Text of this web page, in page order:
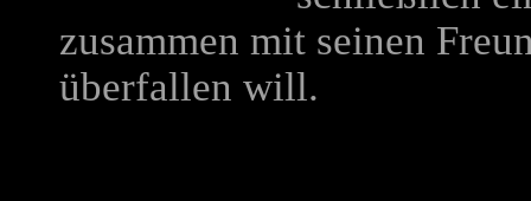
zusammen mit seinen
überfallen will.